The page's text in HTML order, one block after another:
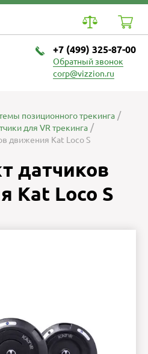
+7 (499) 325-87-00
Обратный звонок
corp@vizzion.ru
позиционного трекинга
для VR трекинга
движения Kat Loco S
датчиков
Kat Loco S